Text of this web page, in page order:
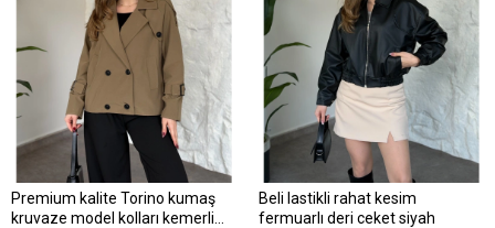
Premium kalite Torino kumaş
kruvaze model kolları kemerli
Beli lastikli rahat kesim
fermuarlı deri ceket siyah